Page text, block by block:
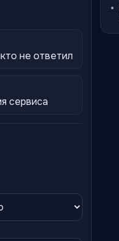
не ответил
сервиса